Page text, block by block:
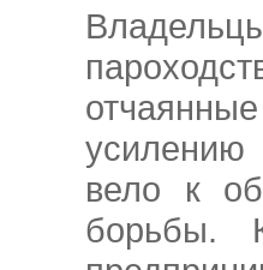
усилению
вело к
борьбы.